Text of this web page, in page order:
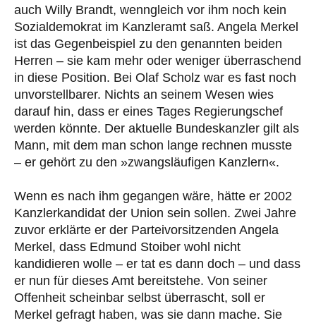
auch Willy Brandt, wenngleich vor ihm noch kein
Sozialdemokrat im Kanzleramt saß. Angela Merkel
ist das Gegenbeispiel zu den genannten beiden
Herren – sie kam mehr oder weniger überraschend
in diese Position. Bei Olaf Scholz war es fast noch
unvorstellbarer. Nichts an seinem Wesen wies
darauf hin, dass er eines Tages Regierungschef
werden könnte. Der aktuelle Bundeskanzler gilt als
Mann, mit dem man schon lange rechnen musste
– er gehört zu den »zwangsläufigen Kanzlern«.
Wenn es nach ihm gegangen wäre, hätte er 2002
Kanzlerkandidat der Union sein sollen. Zwei Jahre
zuvor erklärte er der Parteivorsitzenden Angela
Merkel, dass Edmund Stoiber wohl nicht
kandidieren wolle – er tat es dann doch – und dass
er nun für dieses Amt bereitstehe. Von seiner
Offenheit scheinbar selbst überrascht, soll er
Merkel gefragt haben, was sie dann mache. Sie